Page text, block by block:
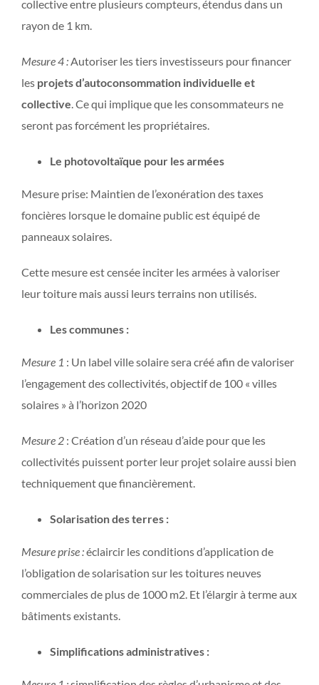
collective entre plusieurs compteurs, étendus dans un
rayon de 1 km.
Mesure 4 :Autoriser les tiers investisseurs pour financer
les projets d’autoconsommation individuelle et
collective. Ce qui implique que les consommateurs ne
seront pas forcément les propriétaires.
Le photovoltaïque pour les armées
Mesure prise: Maintien de l’exonération des taxes
foncières lorsque le domaine public est équipé de
panneaux solaires.
Cette mesure est censée inciter les armées à valoriser
leur toiture mais aussi leurs terrains non utilisés.
Les communes :
Mesure 1 : Un label ville solaire sera créé afin de valoriser
l’engagement des collectivités, objectif de 100 « villes
solaires » à l’horizon 2020
Mesure 2 : Création d’un réseau d’aide pour que les
collectivités puissent porter leur projet solaire aussi bien
techniquement que financièrement.
Solarisation des terres :
Mesure prise :éclaircir les conditions d’application de
l’obligation de solarisation sur les toitures neuves
commerciales de plus de 1000 m2. Et l’élargir à terme aux
bâtiments existants.
Simplifications administratives :